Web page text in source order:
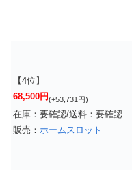
【4位】
68,500円(+53,731円)
在庫：要確認/送料：要確認
販売： ホームスロット